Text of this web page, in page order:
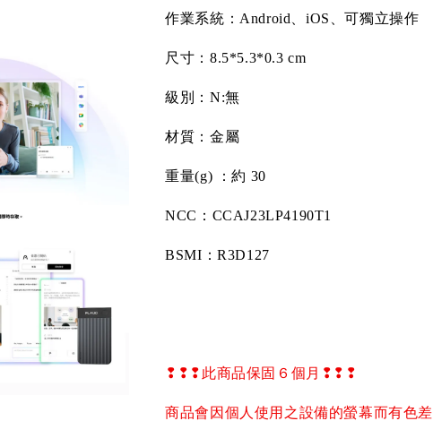
作業系統： Android iOS 、可獨立操作
尺寸： 8.5*5.3*0.3 cm
級別： N:無
材質：金屬
重量(g) ：約 30
NCC ： CCAJ23LP4190T1
BSMI ：R3D127
❢❢❢ 此商品保固６個月 ❢❢❢
商品會因個人使用之設備的螢幕而有色差